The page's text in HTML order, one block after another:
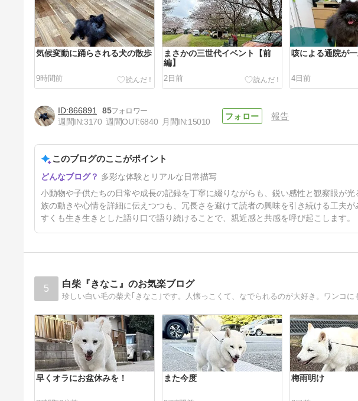
気候変動に踊らされる犬の散歩
9時間前
まさかの三世代イベント【前
編】
2日前
咳による通院が
4日前
7月29日、それは２つの節目
8日前
866891
85
週間IN:3170 週間OUT:6840 月間IN:15010
報告
このブログのここがポイント
多彩な体験とリアルな日常描写
小動物や子供たちの日常や成長の記録を丁寧に綴りながらも、鋭い感性と観察眼が
族の動きや心情を詳細に伝えつつも、冗長さを避けて読者の興味を引き続ける工夫
すくも生き生きとした語り口で語り続けることで、親近感と共感を呼び起こします。
5 白柴『きなこ』のお気楽ブログ
早くオラにお盆休みを！ また今度 梅雨明け